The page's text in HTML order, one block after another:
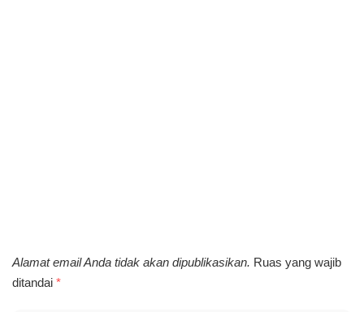
Alamat email Anda tidak akan dipublikasikan. Ruas yang wajib
ditandai *